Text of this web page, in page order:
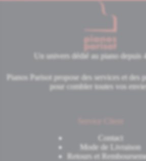
Un univers dédié au piano depuis
Pianos Parisot propose des services et des
pour combler toutes vos
Contact
Mode de Livraison
Retours et